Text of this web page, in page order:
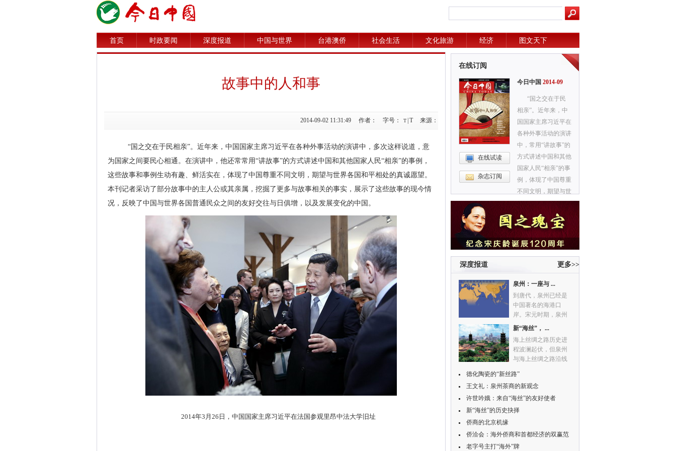
首页 时政要闻 深度报道 中国与世界 台港澳侨 社会生活 文化旅游 经济 图文天下
故事中的人和事
2014-09-02 11:31:49 作者： 字号： T T 来源：
“国之交在于民相亲”。近年来，中国国家主席习近平在各种外事活动的演讲中，多次这样说道，意
为国家之间要民心相通。在演讲中，他还常常用“讲故事”的方式讲述中国和其他国家人民“相亲”的事例，
这些故事和事例生动有趣、鲜活实在，体现了中国尊重不同文明，期望与世界各国和平相处的真诚愿望。
本刊记者采访了部分故事中的主人公或其亲属，挖掘了更多与故事相关的事实，展示了这些故事的现今情
况，反映了中国与世界各国普通民众之间的友好交往与日俱增，以及发展变化的中国。
2014年3月26日，中国国家主席习近平在法国参观里昂中法大学旧址
在线订阅
在线试读
杂志订阅
今日中国 2014-09
“国之交在于民
相亲”。近年来，中
国国家主席习近平在
各种外事活动的演讲
中，常用“讲故事”的
方式讲述中国和其他
国家人民“相亲”的事
例，体现了中国尊重
不同文明，期望与世
界各国和平相处的真
诚愿望。
更多>>
深度报道
泉州：一座与 ...
到唐代，泉州已经是
中国著名的海港口
岸。宋元时期，泉州
与埃及的亚历山大港
两个贸易大港。
新“海丝”， ...
海上丝绸之路历史进
程波澜起伏，但泉州
与海上丝绸之路沿线
航、贸易未曾中断，
并延续传承而惠泽今
世。
德化陶瓷的“新丝路”
王文礼：泉州茶商的新观念
许世吟娥：来自“海丝”的友好使者
新“海丝”的历史抉择
侨商的北京机缘
侨洽会：海外侨商和首都经济的双赢范
本
老字号主打“海外”牌